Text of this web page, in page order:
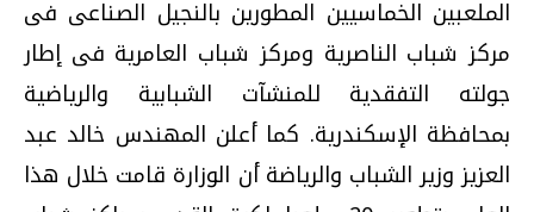
الملعبين الخماسيين المطورين بالنجيل الصناعى فى
مركز شباب الناصرية ومركز شباب العامرية فى إطار
جولته التفقدية للمنشآت الشبابية والرياضية
بمحافظة الإسكندرية. كما أعلن المهندس خالد عبد
العزيز وزير الشباب والرياضة أن الوزارة قامت خلال هذا